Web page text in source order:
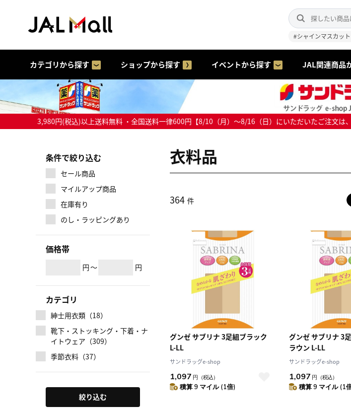
#シャインマスカット
カテゴリから探す ショップから探す イベントから探す JAL関連商品
3,980円(税込)以上送料無料 ・全国送料一律600円【8/10（月）～8/16（日）にいただいたご注文は
マイルアップ商品
条件で絞り込む
セール商品
在庫有り
のし・ラッピングあり
価格帯
円～ 円
カテゴリ
紳士用衣類（18）
靴下・ストッキング・下着・ナ
イトウェア（309）
季節衣料（37）
絞り込む
衣料品
364 件
グンゼ サブリナ 3足組ブラック
L-LL
サンドラッグe-shop
1,097 円 （税込）
積算 9 マイル (1倍)
グンゼ サブリナ 3
ラウン L-LL
サンドラッグe-shop
1,097 円 （税込）
積算 9 マイル (1